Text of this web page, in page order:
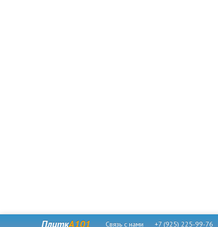
ПлиткА101 Связь с нами +7 (925) 225-99-76